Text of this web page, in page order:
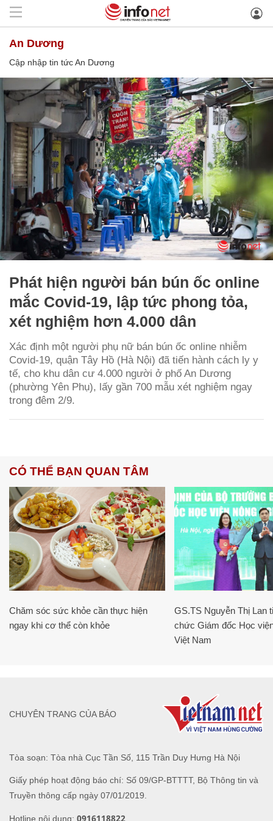
An Dương
Cập nhập tin tức An Dương
Phát hiện người bán bún ốc online
mắc Covid-19, lập tức phong tỏa,
xét nghiệm hơn 4.000 dân
Xác định một người phụ nữ bán bún ốc online nhiễm
Covid-19, quận Tây Hồ (Hà Nội) đã tiến hành cách ly y
tế, cho khu dân cư 4.000 người ở phố An Dương
(phường Yên Phụ), lấy gần 700 mẫu xét nghiệm ngay
trong đêm 2/9.
CÓ THỂ BẠN QUAN TÂM
Chăm sóc sức khỏe cần thực hiện
ngay khi cơ thể còn khỏe
GS.TS Nguyễn Thị Lan
chức Giám đốc Học
Việt Nam
Tòa soạn: Tòa nhà Cục Tần Số, 115 Trần Duy Hưng Hà Nội
Giấy phép hoạt động báo chí: Số 09/GP-BTTTT, Bộ Thông tin và
Truyền thông cấp ngày 07/01/2019.
Hotline nội dung: 0916118822
CHUYÊN TRANG CỦA BÁO